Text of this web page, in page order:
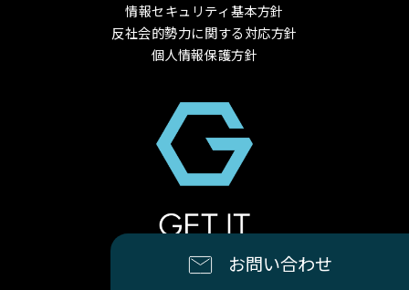
お問い合わせ
情報セキュリティ基本方針
反社会的勢力に関する対応方針
個人情報保護方針